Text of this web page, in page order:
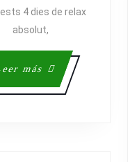
4 dies de relax
absolut,
más
Leer
más